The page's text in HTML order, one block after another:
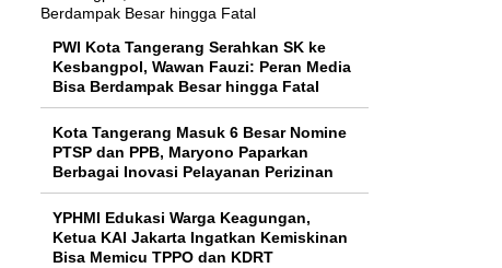
PWI Kota Tangerang Serahkan SK ke
Kesbangpol, Wawan Fauzi: Peran Media
Bisa Berdampak Besar hingga Fatal
Kota Tangerang Masuk 6 Besar Nomine
PTSP dan PPB, Maryono Paparkan
Berbagai Inovasi Pelayanan Perizinan
YPHMI Edukasi Warga Keagungan,
Ketua KAI Jakarta Ingatkan Kemiskinan
Bisa Memicu TPPO dan KDRT